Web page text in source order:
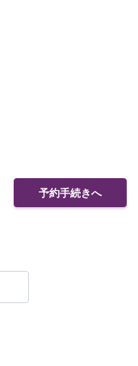
予約手続きへ